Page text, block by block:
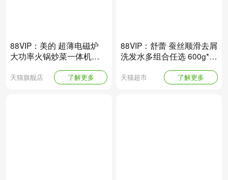
88VIP：美的 超薄电磁炉
大功率火锅炒菜一体机
天猫旗舰店 了解更多
88VIP：舒蕾 蚕丝顺滑去屑
洗发水多组合任选 600g*2
天猫超市 了解更多